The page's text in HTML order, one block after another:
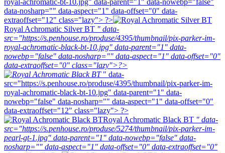
royal-achromatic-bt-10.jpg" data-parent="1" data-nowebp="false"
data-nosharp="" data-aspect="1" data-offset="0" data-
extraoffset="12" class="lazy"> ?>
Royal Achromatic Silver BT " data-
src="https://s.penhouse.ro/produse/4395/thumbnail/pix-parker-im-
royal-achromatic-black-bt-10.jpg" data-parent="1" data-
nowebp="false" data-nosharp="" data-aspect="1" data-offset="0"
data-extraoffset="0" class="lazy">?>
" data-
src="https://s.penhouse.ro/produse/4395/thumbnail/pix-parker-im-
royal-achromatic-black-bt-10.jpg" data-parent="1" data-
nowebp="false" data-nosharp="" data-aspect="1" data-offset="0"
data-extraoffset="12" class="lazy"> ?>
Royal Achromatic Black BT " data-
src="https://s.penhouse.ro/produse/5274/thumbnail/pix-parker-im-
pearl-gt-1.jpg" data-parent="1" data-nowebp="false" data-
nosharp="" data-aspect="1" data-offset="0" data-extraoffset="0"